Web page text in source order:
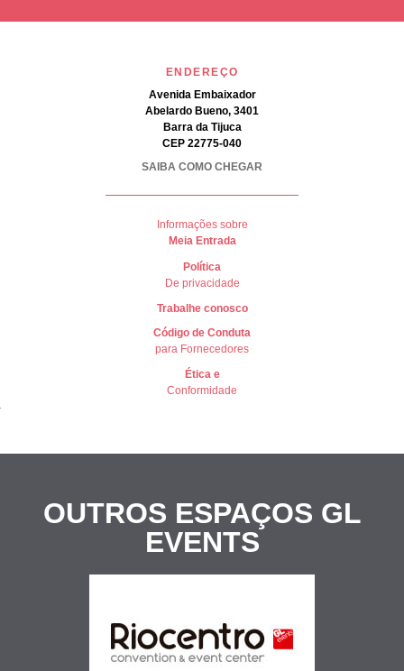
ENDEREÇO
Avenida Embaixador
Abelardo Bueno, 3401
Barra da Tijuca
CEP 22775-040
SAIBA COMO CHEGAR
Informações sobre
Meia Entrada
Política
De privacidade
Trabalhe conosco
Código de Conduta
para Fornecedores
Ética e
Conformidade
OUTROS ESPAÇOS GL
EVENTS